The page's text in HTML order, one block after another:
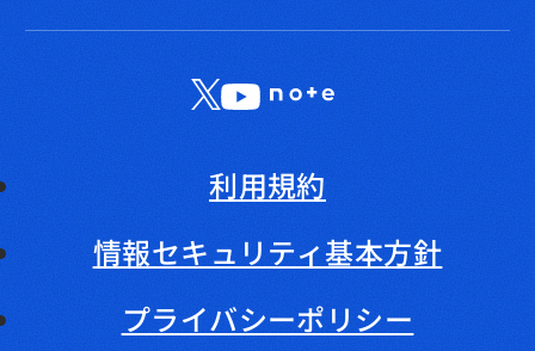
XLinkedIn
YouTube
利用規約
情報セキュリティ基本方針
プライバシーポリシー